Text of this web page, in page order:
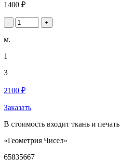
1400 ₽
- +
м.
1
3
2100 ₽
Заказать
В стоимость входит ткань и печать
«Геометрия Чисел»
65835667